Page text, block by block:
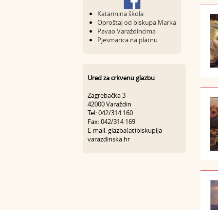
Katarinina škola
Oproštaj od biskupa Marka
Pavao Varaždincima
Pjesmarica na platnu
Ured za crkvenu glazbu
Zagrebačka 3
42000 Varaždin
Tel: 042/314 160
Fax: 042/314 169
E-mail: glazba(at)biskupija-
varazdinska.hr